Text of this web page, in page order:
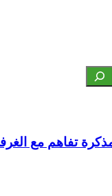
تفاهم مع